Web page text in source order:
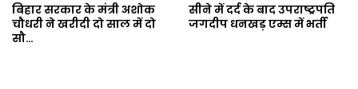
बिहार सरकार के मंत्री अशोक
चौधरी ने खरीदी दो साल में दो
सौ…
सीने में दर्द के बाद उपराष्ट्रपति
जगदीप धनखड़ एम्स में भर्ती